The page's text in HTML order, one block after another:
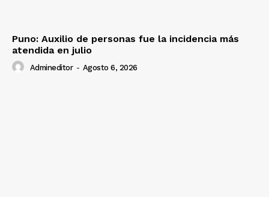
Diario los Andes
Nosotros
Puno: Auxilio de personas fue la incidencia más
atendida en julio
Admineditor - Agosto 6, 2026